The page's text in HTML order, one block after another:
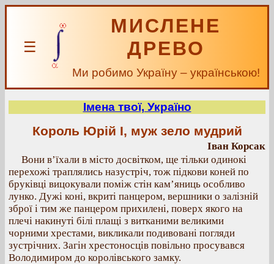
☰
МИСЛЕНЕ
ДРЕВО
Ми робимо Україну – українською!
Імена твої, Україно
Король Юрій І, муж зело мудрий
Іван Корсак
Вони в’їхали в місто досвітком, ще тільки одинокі
перехожі траплялись назустріч, тож підкови коней по
бруківці вицокували поміж стін кам’яниць особливо
лунко. Дужі коні, вкриті панцером, вершники о залізній
зброї і тим же панцером прихилені, поверх якого на
плечі накинуті білі плащі з витканими великими
чорними хрестами, викликали подивовані погляди
зустрічних. Загін хрестоносців повільно просувався
Володимиром до королівського замку.